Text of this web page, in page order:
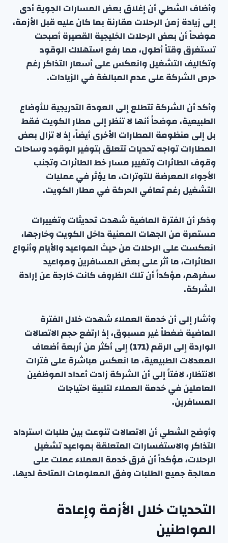
وأضاف الشطي أن إغلاق بعض المسارات الجوية أدى
إلى زيادة زمن الرحلات مقارنة بما كان عليه قبل الأزمة،
موضحاً أن بعض الرحلات الخليجية القصيرة أصبحت
تستغرق وقتاً أطول، مما رفع استهلاك الوقود
وتكاليف التشغيل وانعكس على أسعار التذاكر رغم
حرص الشركة على عدم المبالغة في الزيادات.
وأكد أن الشركة تتطلع إلى العودة التدريجية للأوضاع
الطبيعية، موضحاً أنها لا تنظر إلى مطار الكويت فقط
بل إلى منظومة المطارات الأخرى أيضاً، إذ لا تزال بعض
المطارات تواجه تحديات تتعلق بتوفير الوقود وساحات
وقوف الطائرات وتغيير مسار خط الطائرات وتجنب
الأجواء المعرضة للتوترات، ما يؤثر في عمليات
التشغيل رغم تعافي الحركة في مطار الكويت.
وذكر أن الفترة الماضية شهدت تحديثات وتغييرات
مستمرة من الجهات المعنية داخل الكويت وخارجها،
انعكست على الرحلات من حيث المواعيد والأيام وأنواع
الطائرات، ما أثر على بعض المسافرين ومواعيد
سفرهم، مؤكداً أن تلك الظروف كانت خارجة عن إرادة
الشركة.
وأشار إلى أن خدمة العملاء شهدت خلال الفترة
الماضية ضغطاً غير مسبوق، إذ ارتفع حجم الاتصالات
الواردة إلى الرقم (171) إلى أكثر من أربعة أضعاف
المعدلات الطبيعية، ما انعكس مباشرة على فترات
الانتظار، لافتاً إلى أن الشركة زادت أعداد الموظفين
العاملين في خدمة العملاء لتلبية احتياجات
المسافرين.
وأوضح الشطي أن الاتصالات تنوعت بين طلبات استرداد
التذاكر والاستفسارات المتعلقة بمواعيد تشغيل
الرحلات، مؤكداً أن فرق خدمة العملاء عملت على
معالجة جميع الطلبات وفق المعلومات المتاحة لديها.
التحديات خلال الأزمة وإعادة
المواطنين